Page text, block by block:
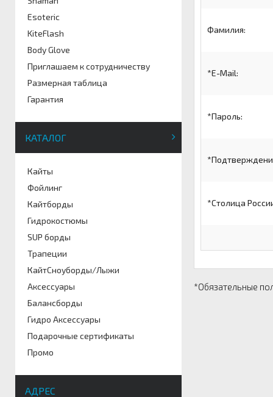
Esoteric
KiteFlash
Body Glove
Приглашаем к сотрудничеству
Размерная таблица
Гарантия
КАТАЛОГ
Кайты
Фойлинг
Кайтборды
Гидрокостюмы
SUP борды
Трапеции
КайтСноуборды/Лыжи
Аксессуары
Балансборды
Гидро Аксессуары
Подарочные сертификаты
Промо
АДРЕС
Фамилия:
*E-Mail:
*Пароль:
*
*Столица
*Обязательные